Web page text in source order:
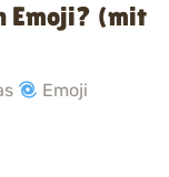
Emoji? (mit
Emoji